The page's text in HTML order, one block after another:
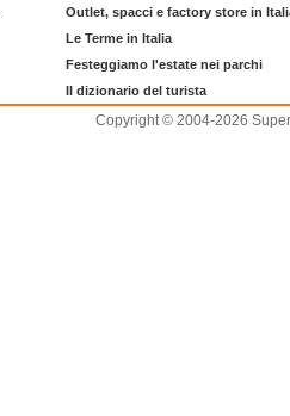
Outlet, spacci e factory store in
Le Terme in Italia
Festeggiamo l'estate nei parchi
Il dizionario del turista
Copyright © 2004-2026